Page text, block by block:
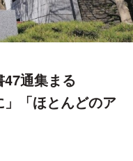
47通集まる
」「ほとんどのア